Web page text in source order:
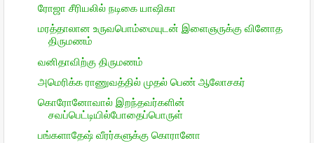
ரோஜா சீரியலில் நடிகை யாஷிகா
மரத்தாலான உருவபொம்மையுடன் இளைஞருக்கு வினோத
திருமணம்
வனிதாவிற்கு திருமணம்
அமெரிக்க ராணுவத்தில் முதல் பெண் ஆலோசகர்
கொரோனோவால் இறந்தவர்களின்
சவப்பெட்டியில்போதைப்பொருள்
பங்களாதேஷ் வீரர்களுக்கு கொரானோ